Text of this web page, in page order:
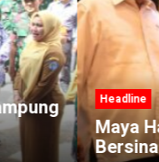
Bawa Nama
PMI